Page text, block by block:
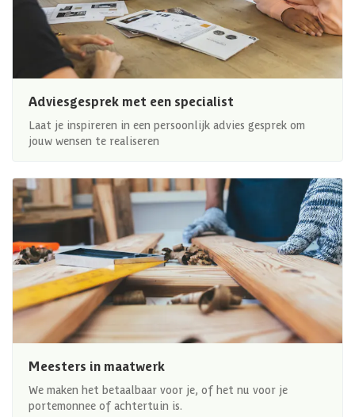
Adviesgesprek met een specialist
Laat je inspireren in een persoonlijk advies gesprek om
jouw wensen te realiseren
Meesters in maatwerk
We maken het betaalbaar voor je, of het nu voor je
portemonnee of achtertuin is.